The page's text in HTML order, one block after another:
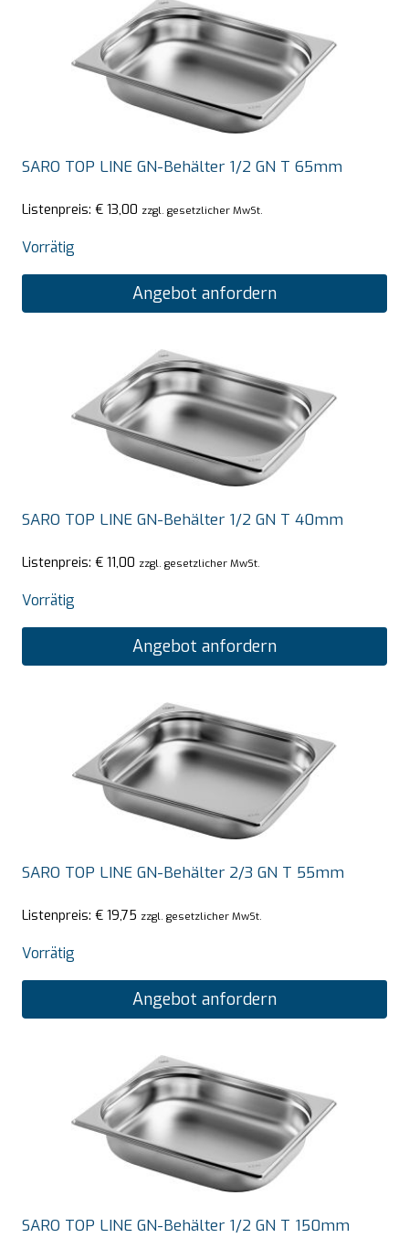
SARO TOP LINE GN-Behälter 1/2 GN T 65mm
Listenpreis: € 13,00 zzgl. gesetzlicher MwSt.
Vorrätig
Angebot anfordern
SARO TOP LINE GN-Behälter 1/2 GN T 40mm
Listenpreis: € 11,00 zzgl. gesetzlicher MwSt.
Vorrätig
Angebot anfordern
SARO TOP LINE GN-Behälter 2/3 GN T 55mm
Listenpreis: € 19,75 zzgl. gesetzlicher MwSt.
Vorrätig
Angebot anfordern
SARO TOP LINE GN-Behälter 1/2 GN T 150mm